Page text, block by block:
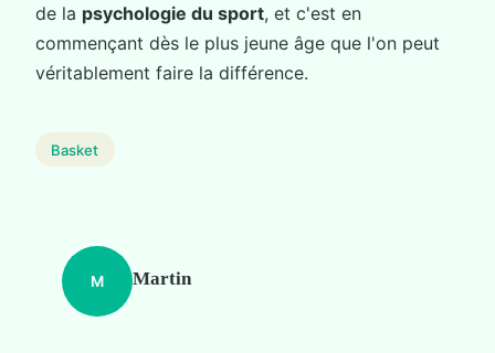
de la psychologie du sport, et c'est en
commençant dès le plus jeune âge que l'on peut
véritablement faire la différence.
Basket
M Martin